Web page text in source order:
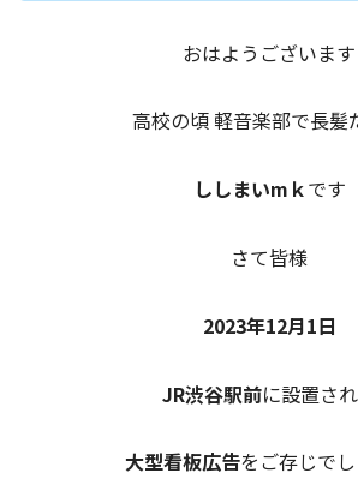
おはようございます
高校の頃 軽音楽部で長髪
ししまいmｋです
さて皆様
2023年12月1日
JR渋谷駅前に設置さ
大型看板広告をご存じで